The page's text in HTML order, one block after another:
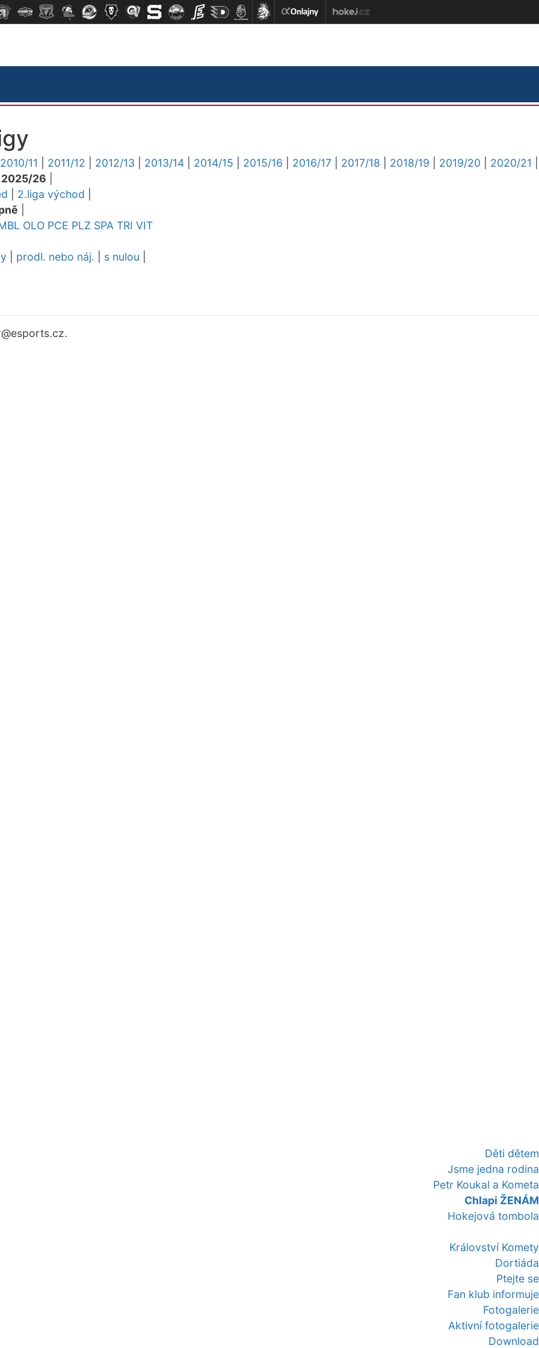
Děti dětem
Jsme jedna rodina
Petr Koukal a Kometa
Chlapi ŽENÁM
Hokejová tombola
Království Komety
Dortiáda
Ptejte se
Fan klub informuje
Fotogalerie
Aktivní fotogalerie
Download
2010/11 2011/12 2012/13 2013/14 2014/15 2015/16 2016/17 2017/18 2018/19 2019/20 2020/21
2025/26
2.liga východ
OLO PCE PLZ SPA TRI VIT
prodl. nebo náj. s nulou
@esports.cz.